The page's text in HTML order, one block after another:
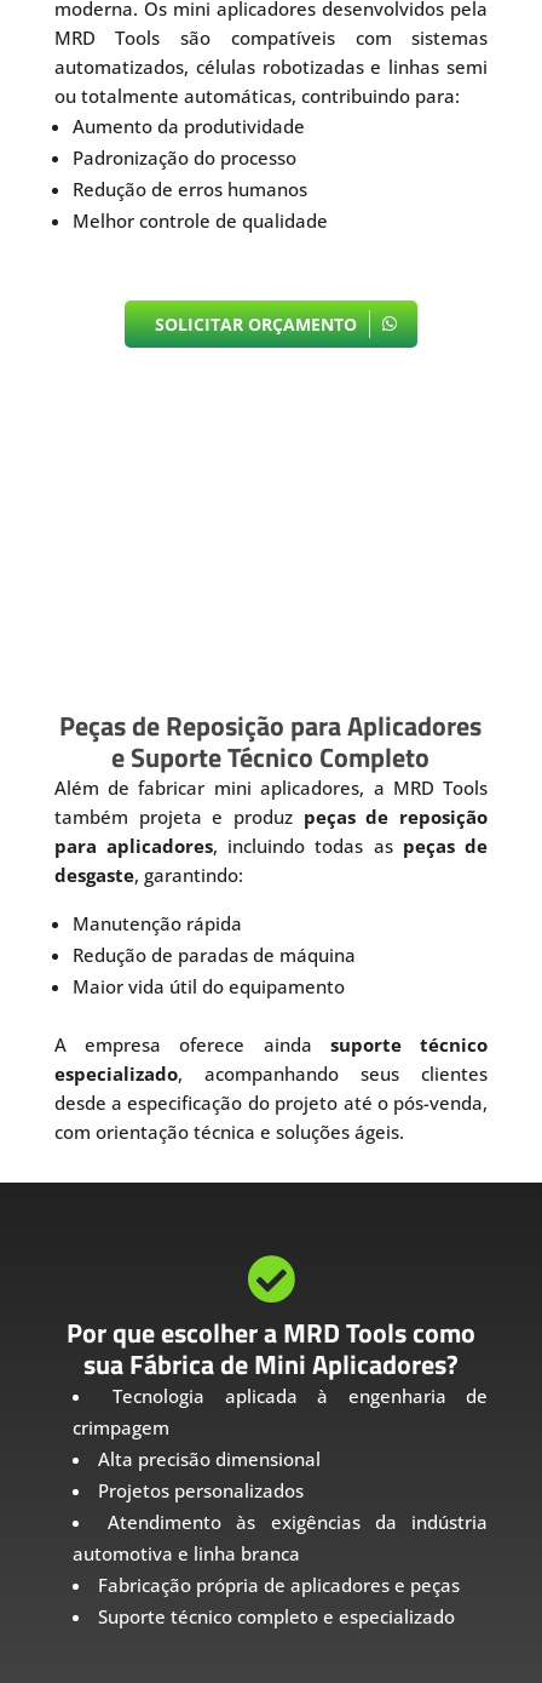
moderna. Os mini aplicadores desenvolvidos pela
MRD Tools são compatíveis com sistemas
automatizados, células robotizadas e linhas semi
ou totalmente automáticas, contribuindo para:
Aumento da produtividade
Padronização do processo
Redução de erros humanos
Melhor controle de qualidade
SOLICITAR ORÇAMENTO
Peças de Reposição para Aplicadores
e Suporte Técnico Completo
Além de fabricar mini aplicadores, a MRD Tools
também projeta e produz peças de reposição
para aplicadores, incluindo todas as peças de
desgaste, garantindo:
Manutenção rápida
Redução de paradas de máquina
Maior vida útil do equipamento
A empresa oferece ainda suporte técnico
especializado, acompanhando seus clientes
desde a especificação do projeto até o pós-venda,
com orientação técnica e soluções ágeis.

Por que escolher a MRD Tools como
sua Fábrica de Mini Aplicadores?
Tecnologia aplicada à engenharia de
crimpagem
Alta precisão dimensional
Projetos personalizados
Atendimento às exigências da indústria
automotiva e linha branca
Fabricação própria de aplicadores e peças
Suporte técnico completo e especializado